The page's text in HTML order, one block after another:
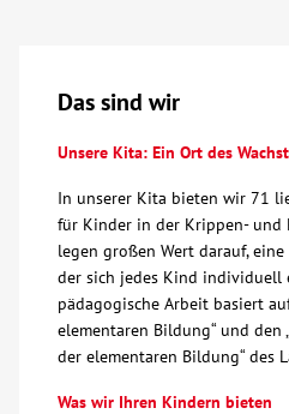
Menschen mit Behinderung
Beratung & Hilfe
Begegnung
Bildung
Über uns
Das sind wir
Unsere Kita: Ein Ort des
In unserer Kita bieten wir 71
für Kinder in der Krippen- und
legen großen Wert darauf,
der sich jedes Kind individuell
pädagogische Arbeit basiert
elementaren Bildung“ und den
der elementaren Bildung“ des
Was wir Ihren Kindern bieten